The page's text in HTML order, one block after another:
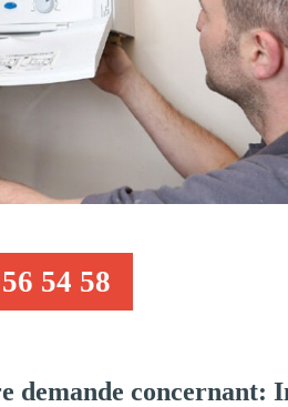
54 58
concernant: